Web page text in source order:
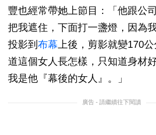
豐也經常帶她上節目：「他跟公
把我遮住，下面打一盞燈，因為
投影到 布幕上後，剪影就變170
道這個女人長怎樣，只知道身材
我是他『幕後的女人』。」
廣告 - 請繼續往下閱讀